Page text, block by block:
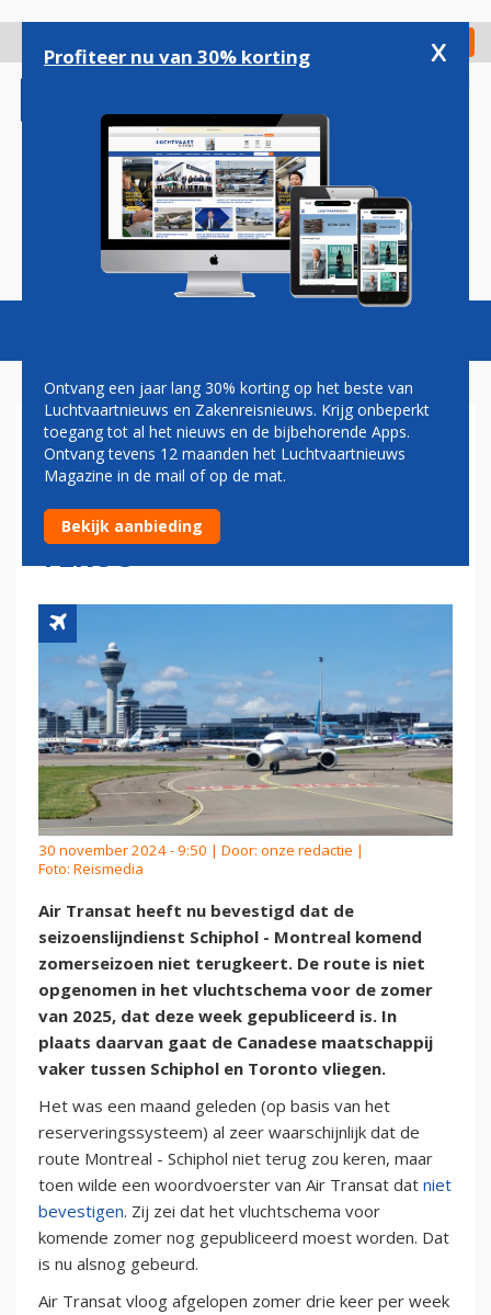
gaan
Check in
Magazine Podcasts Vacatures
AIR TRANSAT BEVESTIGT:
LIJNDIENST SCHIPHOL -
MONTREAL KEERT NIET
TERUG
30 november 2024 - 9:50 | Door: onze redactie |
Foto: Reismedia
Air Transat heeft nu bevestigd dat de
seizoenslijndienst Schiphol - Montreal komend
zomerseizoen niet terugkeert. De route is niet
opgenomen in het vluchtschema voor de zomer
van 2025, dat deze week gepubliceerd is. In
plaats daarvan gaat de Canadese maatschappij
vaker tussen Schiphol en Toronto vliegen.
Het was een maand geleden (op basis van het
reserveringssysteem) al zeer waarschijnlijk dat de
route Montreal - Schiphol niet terug zou keren, maar
toen wilde een woordvoerster van Air Transat dat niet
bevestigen. Zij zei dat het vluchtschema voor
komende zomer nog gepubliceerd moest worden. Dat
is nu alsnog gebeurd.
Air Transat vloog afgelopen zomer drie keer per week
Profiteer nu van 30% korting x
Ontvang een jaar lang 30% korting op het beste van
Luchtvaartnieuws en Zakenreisnieuws. Krijg onbeperkt
toegang tot al het nieuws en de bijbehorende Apps.
Ontvang tevens 12 maanden het Luchtvaartnieuws
Magazine in de mail of op de mat.
Bekijk aanbieding